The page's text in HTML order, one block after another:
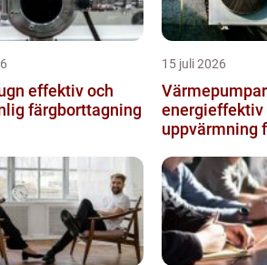
och
färgborttagning
15 juli 2026
energieffektiv
uppvärmning